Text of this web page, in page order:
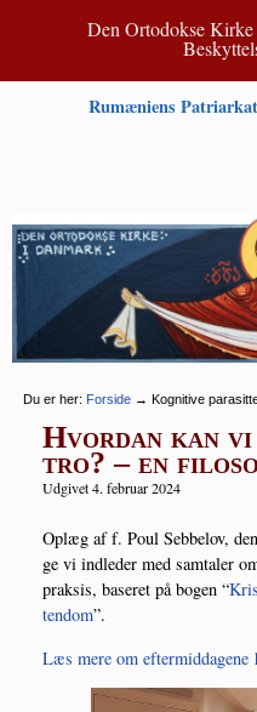
Den Ortodokse
Rumæniens
Du er her: Forside → Kognitive
Hvordan kan
tro? – en
Udgivet 4. februar 2024
Oplæg af f. Poul Seb­be­lov,
ge vi ind­le­der med sam­ta­ler
prak­sis, base­ret på bogen “
ten­dom”.
Læs mere om efter­mid­da­ge­ne